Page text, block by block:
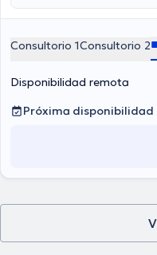
Consultorio 1Consultorio 2
Disponibilidad remota
Próxima disponibilidad